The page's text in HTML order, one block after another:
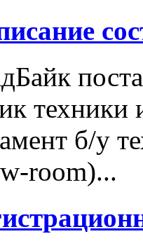
техники
б/у
room)...